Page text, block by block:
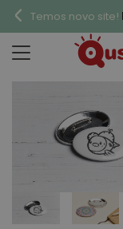
Temos novo site!
Crachás